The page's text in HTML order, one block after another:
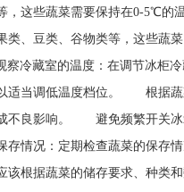
，这些蔬菜需要保持在0-5℃的
、豆类、谷物类等，这些蔬
藏室的温度：在调节冰柜冷
以适当调低温度档位。 根据蔬
成不良影响。 避免频繁开关
情况：定期检查蔬菜的保存情
根据蔬菜的储存要求、种类